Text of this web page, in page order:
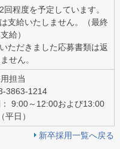
回程度を予定しています。
支給いたしません。（最終
給）
ただきました応募書類は返
せん。
担当
3863-1214
9:00～12:00および13:00
平日）
新卒採用一覧へ戻る